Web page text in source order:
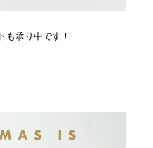
も承り中です！